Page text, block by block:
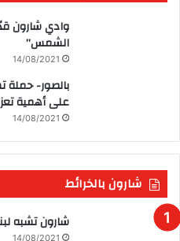
وادي شارون
الشمس”
14/08/2021
بالصور- حملة
على أهمية
14/08/2021
شارون بالخرائط
شارون تشبه
14/08/2021